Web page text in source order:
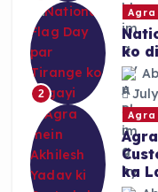
2
Agra
ko
July
Agra
ka